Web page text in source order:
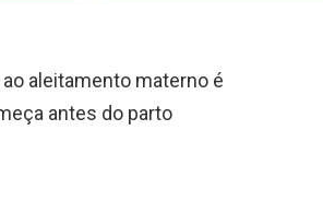
aleitamento materno é
antes do parto